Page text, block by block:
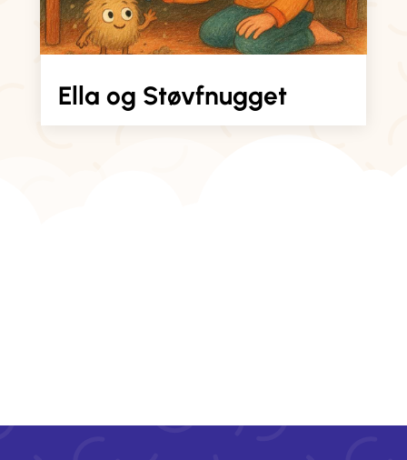
Ella og Støvfnugget